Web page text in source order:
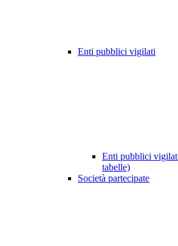
Enti pubblici vigilati
Enti pubblici
tabelle)
Società partecipate